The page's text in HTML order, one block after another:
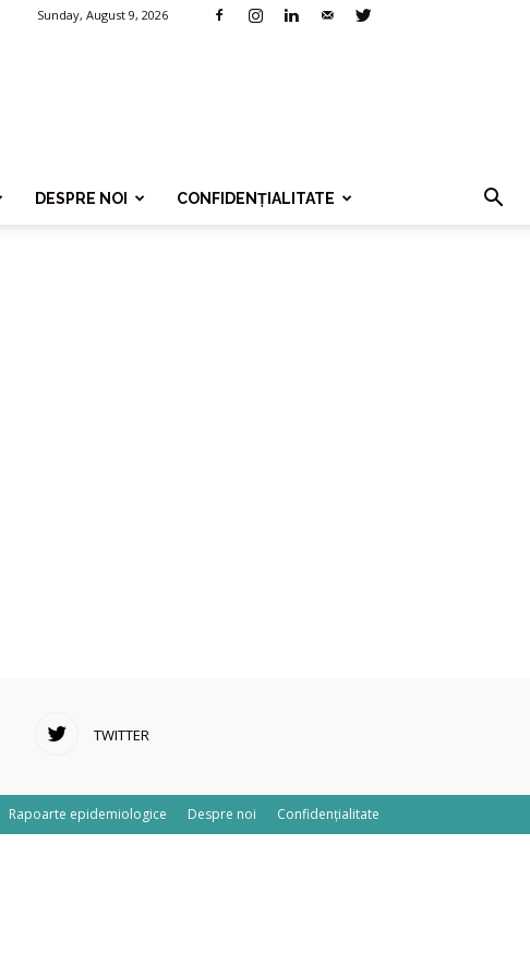
Sunday, August 9, 2026
DESPRE NOI CONFIDENȚIALITATE
TWITTER
Rapoarte epidemiologice Despre noi Confidențialitate